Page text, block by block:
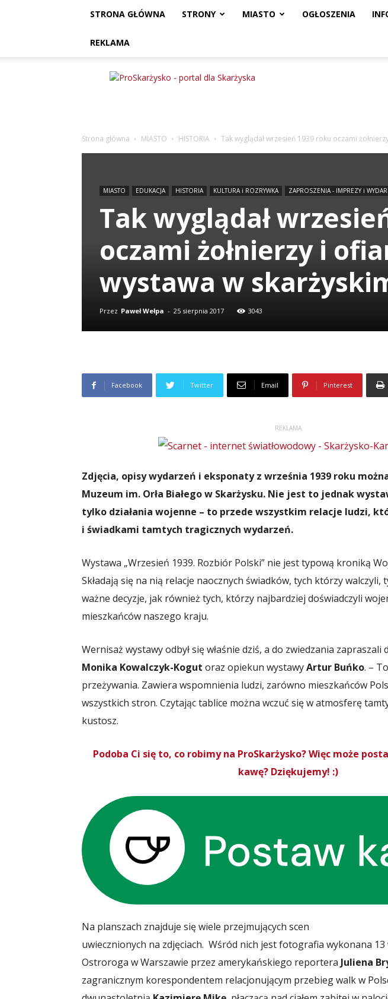
STRONA GŁÓWNA STRONY MIASTO OGŁOSZENIA
REKLAMA
ProSkarżysko
Strona główna MIASTO HISTORIA Tak wyglądał wrzesień 1939 roku oczami
MIASTO EDUKACJA HISTORIA KULTURA i ROZRYWKA ZAPROSZENIA - IMPREZY i
Tak wyglądał
oczami żołnierzy i
wystawa w
Przez Paweł Wełpa - 25 sierpnia 2017 3043
Facebook Twitter Email Pinterest
REKLAMA
Zdjęcia, opisy wydarzeń i eksponaty z września 1939 roku
Muzeum im. Orła Białego w Skarżysku. Nie jest to jednak
tylko działania wojenne – to przede wszystkim relacje ludzi,
i świadkami tamtych tragicznych wydarzeń.
Wystawa „Wrzesień 1939. Rozbiór Polski” nie jest typową kroniką
Składają się na nią relacje naocznych świadków, tych którzy
ważne decyzje, jak również tych, którzy najbardziej doświadczyli
mieszkańców naszego kraju.
Wernisaż wystawy odbył się właśnie dziś, a do zwiedzania
Monika Kowalczyk-Kogut oraz opiekun wystawyArtur Buńko. –
przeżywania. Zawiera wspomnienia ludzi, zarówno mieszkańców
wszystkich stron. Czytając tablice można wczuć się w atmosferę
kustosz.
Podoba Ci się to, co robimy na ProSkarżysko? Więc może
kawę? Dziękujemy! :)
Na planszach znajduje się wiele przejmujących scen
uwiecznionych na zdjęciach. Wśród nich jest fotografia wykonana 13
Ostroroga w Warszawie przez amerykańskiego reportera Juliena
zagranicznym korespondentem relacjonującym przebieg walk w